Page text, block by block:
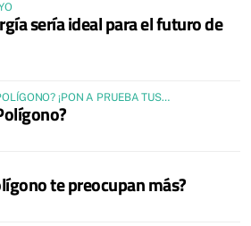
sería ideal para el futuro de
¡PON A PRUEBA TUS
te preocupan más?